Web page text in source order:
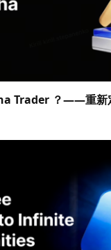
Trader ？——重新